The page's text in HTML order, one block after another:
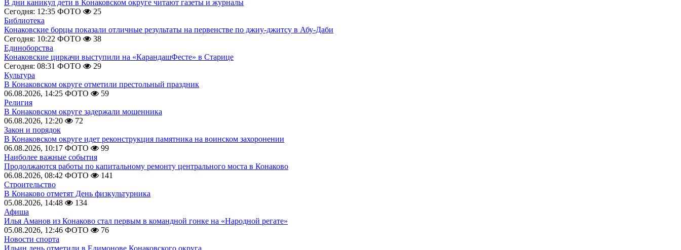
В дни каникул дети в Конаковском округе читают газеты и журналы
Сегодня: 12:35 ФОТО
25
Библиотека
Конаковские борцы показали отличные результаты на первенстве по джиу-джитсу в Абу-Даби
Сегодня: 10:22 ФОТО
38
Единоборства
Конаковские циркачи выступили на «КарандашФесте» в Старице
Сегодня: 08:31 ФОТО
29
Культура
В Конаковском округе отметили престольный праздник
06.08.2026, 14:25 ФОТО
59
Религия
В Конаковском округе задержали мошенника
06.08.2026, 12:20
72
Закон и порядок
В Конаковском округе идет реконструкция памятника на воинском захоронении
06.08.2026, 10:17 ФОТО
99
Наиболее важные события
Продолжаются работы по капитальному ремонту центрального моста в Конаково
06.08.2026, 08:42 ФОТО
141
Строительство
В Конаково отметят День физкультурника
05.08.2026, 14:48
134
Афиша
Илья Аманов из Конаково стал первым в командной гонке на «Народной регате»
05.08.2026, 12:46 ФОТО
76
Новости спорта
Ильин день отметили в Едимонове Конаковского округа